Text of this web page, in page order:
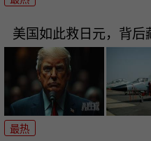
美国如此救日元，背后
最热